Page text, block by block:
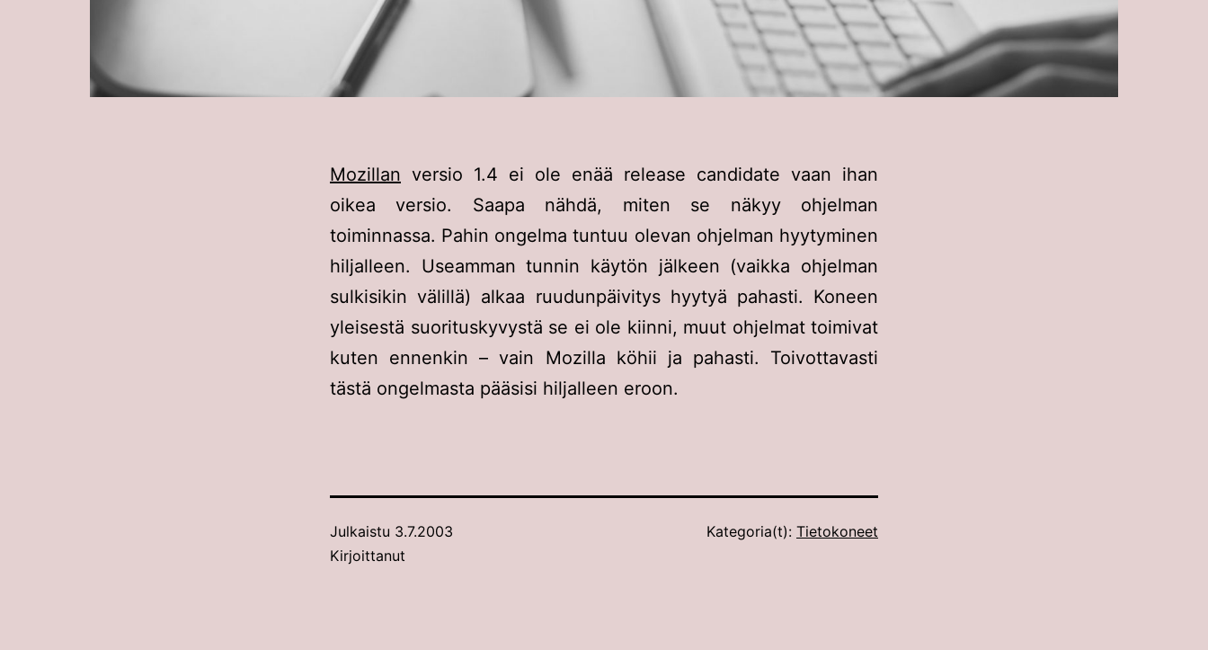
Mozillan versio 1.4 ei ole enää release candidate vaan ihan
oikea versio. Saapa nähdä, miten se näkyy ohjelman
toiminnassa. Pahin ongelma tuntuu olevan ohjelman hyytyminen
hiljalleen. Useamman tunnin käytön jälkeen (vaikka ohjelman
sulkisikin välillä) alkaa ruudunpäivitys hyytyä pahasti. Koneen
yleisestä suorituskyvystä se ei ole kiinni, muut ohjelmat toimivat
kuten ennenkin – vain Mozilla köhii ja pahasti. Toivottavasti
tästä ongelmasta pääsisi hiljalleen eroon.
Julkaistu 3.7.2003
Kirjoittanut
Kategoria(t): Tietokoneet